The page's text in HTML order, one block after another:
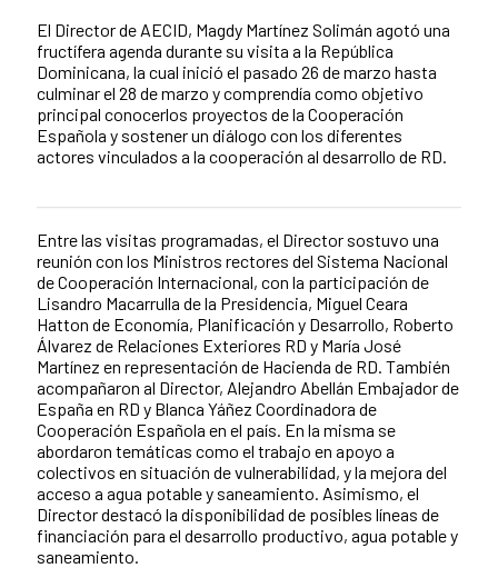
El Director de AECID, Magdy Martínez Solimán agotó una
fructífera agenda durante su visita a la República
Dominicana, la cual inició el pasado 26 de marzo hasta
culminar el 28 de marzo y comprendía como objetivo
principal conocerlos proyectos de la Cooperación
Española y sostener un diálogo con los diferentes
actores vinculados a la cooperación al desarrollo de RD.
News content
Entre las visitas programadas, el Director sostuvo una
reunión con los Ministros rectores del Sistema Nacional
de Cooperación Internacional, con la participación de
Lisandro Macarrulla de la Presidencia, Miguel Ceara
Hatton de Economía, Planificación y Desarrollo, Roberto
Álvarez de Relaciones Exteriores RD y María José
Martínez en representación de Hacienda de RD. También
acompañaron al Director, Alejandro Abellán Embajador de
España en RD y Blanca Yáñez Coordinadora de
Cooperación Española en el país. En la misma se
abordaron temáticas como el trabajo en apoyo a
colectivos en situación de vulnerabilidad, y la mejora del
acceso a agua potable y saneamiento. Asimismo, el
Director destacó la disponibilidad de posibles líneas de
financiación para el desarrollo productivo, agua potable y
saneamiento.